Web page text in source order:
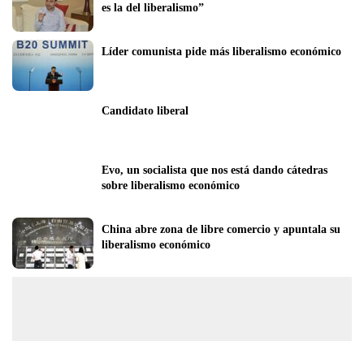
es la del liberalismo”
Líder comunista pide más liberalismo económico
Candidato liberal
Evo, un socialista que nos está dando cátedras
sobre liberalismo económico
China abre zona de libre comercio y apuntala su
liberalismo económico